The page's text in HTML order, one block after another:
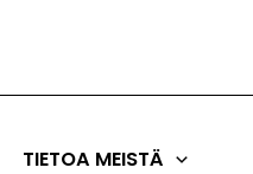
TIETOA MEISTÄ